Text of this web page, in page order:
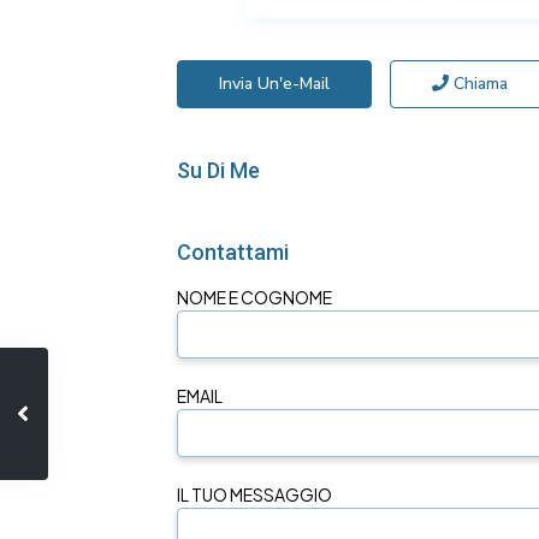
Invia Un'e-Mail Chiama
Su Di Me
Contattami
NOME E COGNOME
EMAIL
IL TUO MESSAGGIO